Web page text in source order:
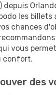
depuis
les billets
chances
vous
confort.
des